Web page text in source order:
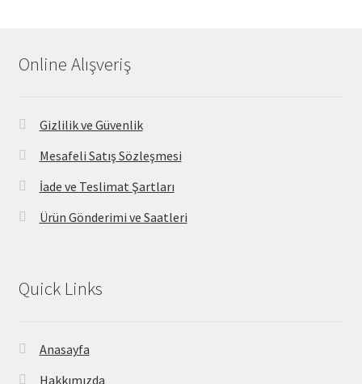
Online Alışveriş
Gizlilik ve Güvenlik
Mesafeli Satış Sözleşmesi
İade ve Teslimat Şartları
Ürün Gönderimi ve Saatleri
Quick Links
Anasayfa
Hakkımızda